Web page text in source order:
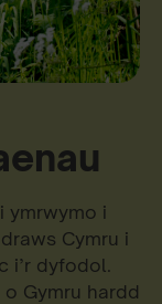
ymrwymo i
Cymru i
i’r dyfodol.
Gymru hardd